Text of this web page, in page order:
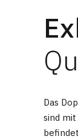
Das
sind